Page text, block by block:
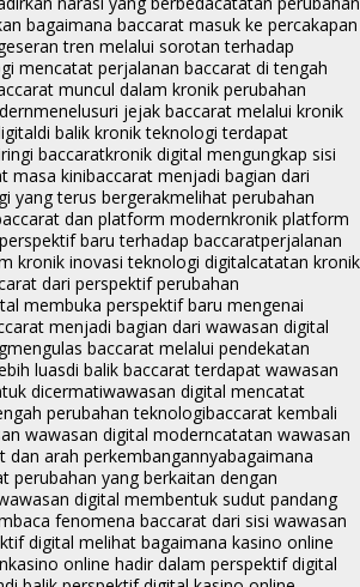
bagaimana baccarat masuk ke percakapan
tren melalui sorotan terhadap
mencatat perjalanan baccarat di tengah
muncul dalam kronik perubahan
menelusuri jejak baccarat melalui kronik
di balik kronik teknologi terdapat
baccaratkronik digital mengungkap sisi
masa kinibaccarat menjadi bagian dari
yang terus bergerakmelihat perubahan
dan platform modernkronik platform
baru terhadap baccaratperjalanan
kronik inovasi teknologi digitalcatatan kronik
dari perspektif perubahan
membuka perspektif baru mengenai
menjadi bagian dari wawasan digital
mengulas baccarat melalui pendekatan
luasdi balik baccarat terdapat wawasan
dicermatiwawasan digital mencatat
perubahan teknologibaccarat kembali
wawasan digital moderncatatan wawasan
dan arah perkembangannyabagaimana
perubahan yang berkaitan dengan
digital membentuk sudut pandang
fenomena baccarat dari sisi wawasan
digital melihat bagaimana kasino online
kasino online hadir dalam perspektif digital